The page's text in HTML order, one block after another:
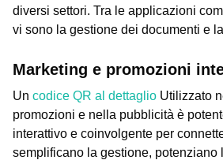
diversi settori. Tra le applicazioni
vi sono la gestione dei documenti e
Marketing e promozioni
Un codice QR al dettaglio Utilizzato
promozioni e nella pubblicità è
interattivo e coinvolgente per
semplificano la gestione, potenziano